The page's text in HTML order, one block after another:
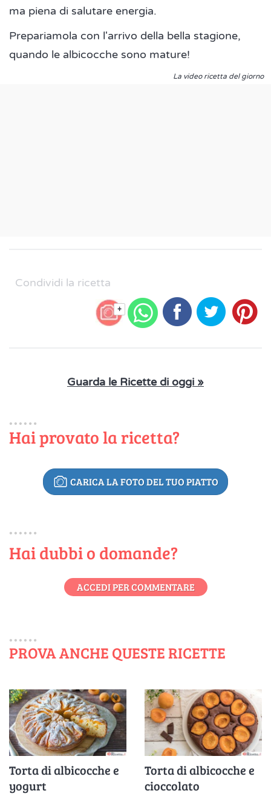
ma piena di salutare energia.
Prepariamola con l'arrivo della bella stagione,
quando le albicocche sono mature!
La video ricetta del giorno
Condividi la ricetta
+
Guarda le Ricette di oggi »
Hai provato la ricetta?
CARICA LA FOTO DEL TUO PIATTO
Hai dubbi o domande?
ACCEDI PER COMMENTARE
PROVA ANCHE QUESTE RICETTE
Torta di albicocche e
yogurt
Torta di albicocche e
cioccolato